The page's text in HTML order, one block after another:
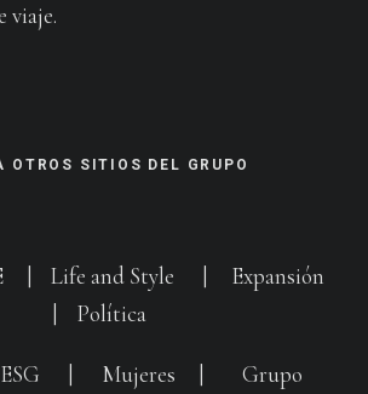
viaje.
OTROS SITIOS DEL GRUPO
Life and Style
Expansión
Política
ESG Mujeres Grupo